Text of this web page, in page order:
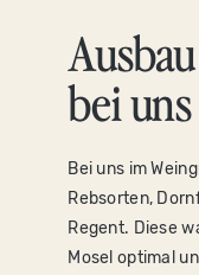
bei
Bei uns im
Rebsorten,
Regent. Diese
Mosel optimal